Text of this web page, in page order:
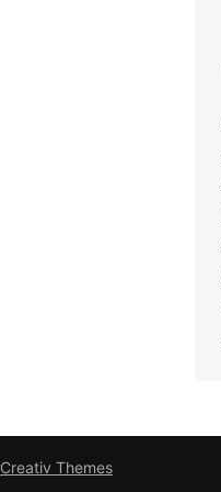
Creativ Themes